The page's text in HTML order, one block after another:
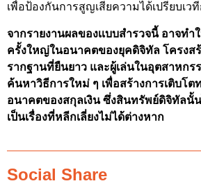
เพื่อป้องกันการสูญเสียความได้เปรียบเว
จากรายงานผลของเเบบสำรวจนี้ อาจทำ
ครั้งใหญ่ในอนาคตของยุคดิจิทัล โครงส
รากฐานที่ยืนยาว และผู้เล่นในอุตสาหกร
ค้นหาวิธีการใหม่ ๆ เพื่อสร้างการเติบโต
อนาคตของสกุลเงิน ซึ่งสินทรัพย์ดิจิทัลนั้
เป็นเรื่องที่หลีกเลี่ยงไม่ได้ต่างหาก
Social Share